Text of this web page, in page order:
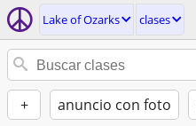
Lake of Ozarks clases
+ anuncio con foto